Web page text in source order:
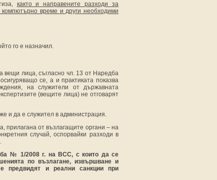
както инаправените разходи за
време и други необходими
го е назначил.
вещи лица, съгласно чл. 13 от Наредба
се, а и практиката показва
на служители от държавната
(вещите лица) не отговарят
и да е служител в администрация.
прилагана от възлагащите органи – на
случай, оспорвайки разходи в
№ 1/2008 г. на ВСС, с които да се
по възлагане, извършване и
предвидят и реални санкции при